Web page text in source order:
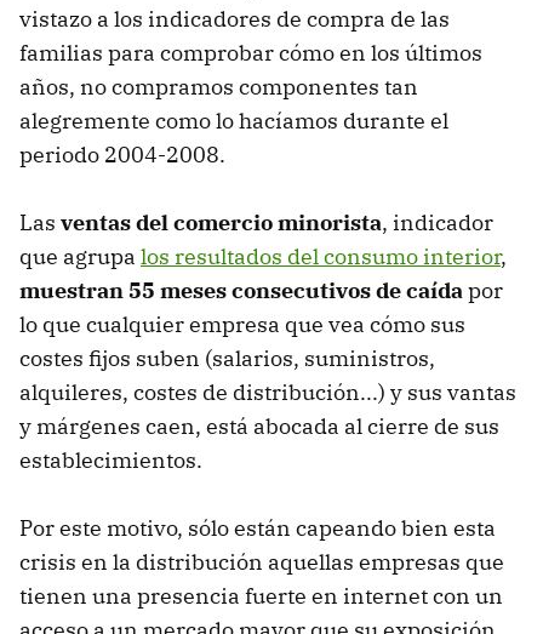
vistazo a los indicadores de compra de las
familias para comprobar cómo en los últimos
años, no compramos componentes tan
alegremente como lo hacíamos durante el
periodo 2004-2008.
Las ventas del comercio minorista, indicador
que agrupa los resultados del consumo interior,
muestran 55 meses consecutivos de caídapor
lo que cualquier empresa que vea cómo sus
costes fijos suben (salarios, suministros,
alquileres, costes de distribución...) y sus vantas
y márgenes caen, está abocada al cierre de sus
establecimientos.
Por este motivo, sólo están capeando bien esta
crisis en la distribución aquellas empresas que
tienen una presencia fuerte en internet con un